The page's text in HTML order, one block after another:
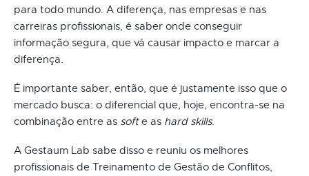
para todo mundo. A diferença, nas empresas e nas
carreiras profissionais, é saber onde conseguir
informação segura, que vá causar impacto e marcar a
diferença.
É importante saber, então, que é justamente isso que o
mercado busca: o diferencial que, hoje, encontra-se na
combinação entre as softe as hard skills.
A Gestaum Lab sabe disso e reuniu os melhores
profissionais de Treinamento de Gestão de Conflitos,